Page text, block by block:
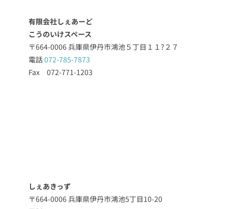
有限会社しぇあーど
こうのいけスペース
〒664-0006 兵庫県伊丹市鴻池５丁目１１?２７
電話072-785-7873
Fax 072-771-1203
しぇあきっず
〒664-0006 兵庫県伊丹市鴻池5丁目10-20